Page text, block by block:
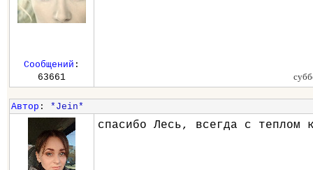
Сообщений :
63661
Автор : *Jein*
спасибо Лесь, всегда с